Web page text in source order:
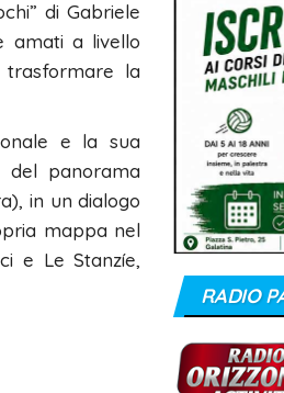
di Gabriele
amati a livello
la
e la sua
del panorama
in un dialogo
mappa nel
e Le Stanzíe,
RADIO